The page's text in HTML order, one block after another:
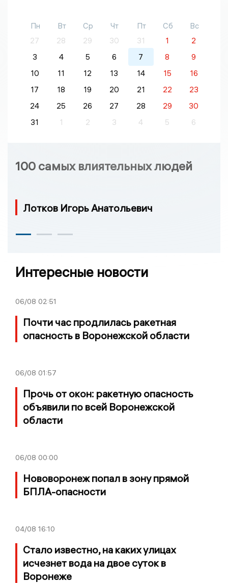
Пн Вт Ср Чт Пт Сб
Вс
27
28 29 30 31 1
2
3
4 5 6 7 8
9
10
11 12 13 14 15
16
17
18 19 20 21 22
23
24
25 26 27 28 29
30
31
1 2 3 4 5 6
100 самых влиятельных людей
Лотков Игорь Анатольевич
Интересные новости
06/08 02:51
Почти час продлилась ракетная
опасность в Воронежской области
06/08 01:57
Прочь от окон: ракетную опасность
объявили по всей Воронежской
области
06/08 00:00
Нововоронеж попал в зону прямой
БПЛА-опасности
04/08 16:10
Стало известно, на каких улицах
исчезнет вода на двое суток в
Воронеже